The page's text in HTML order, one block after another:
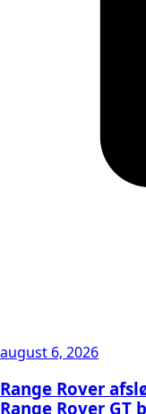
august 6, 2026
Range Rover
Range Rover